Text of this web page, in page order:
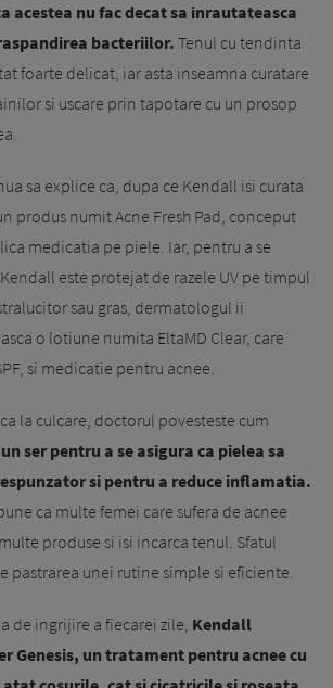
acestea nu fac decat sa inrautateasca
bacteriilor. Tenul cu tendinta
foarte delicat, iar asta inseamna curatare
si uscare prin tapotare cu un prosop
sa explice ca, dupa ce Kendall isi curata
produs numit Acne Fresh Pad, conceput
medicatia pe piele. Iar, pentru a se
este protejat de razele UV pe timpul
sau gras, dermatologul ii
o lotiune numita EltaMD Clear, care
si medicatie pentru acnee.
la culcare, doctorul povesteste cum
ser pentru a se asigura ca pielea sa
si pentru a reduce inflamatia.
ca multe femei care sufera de acnee
produse si isi incarca tenul. Sfatul
pastrarea unei rutine simple si eficiente.
de ingrijire a fiecarei zile, Kendall
Genesis, un tratament pentru acnee cu